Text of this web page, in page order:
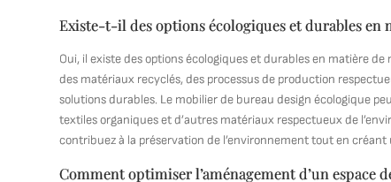
Existe-t-il des options écologiques et durables en
Oui, il existe des options écologiques et durables en matière
des matériaux recyclés, des processus de production
solutions durables. Le mobilier de bureau design écologique
textiles organiques et d’autres matériaux respectueux de
contribuez à la préservation de l’environnement tout en
Comment optimiser l’aménagement d’un espace